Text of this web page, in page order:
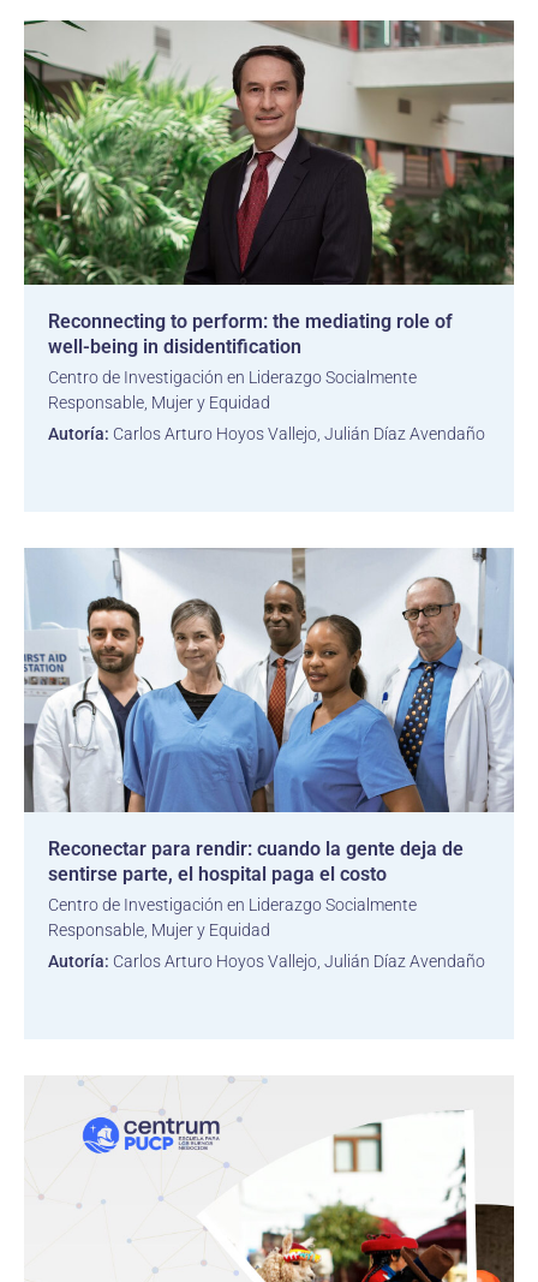
Reconnecting to perform: the mediating role of
well-being in disidentification
Centro de Investigación en Liderazgo Socialmente
Responsable, Mujer y Equidad
Autoría: Carlos Arturo Hoyos Vallejo, Julián Díaz Avendaño
Reconectar para rendir: cuando la gente deja de
sentirse parte, el hospital paga el costo
Centro de Investigación en Liderazgo Socialmente
Responsable, Mujer y Equidad
Autoría: Carlos Arturo Hoyos Vallejo, Julián Díaz Avendaño